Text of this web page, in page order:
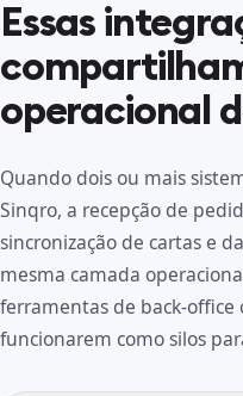
Essas
operacional
Quando dois ou mais
Sinqro, a recepção de
sincronização de cartas e
mesma camada
ferramentas de back-office
funcionarem como silos